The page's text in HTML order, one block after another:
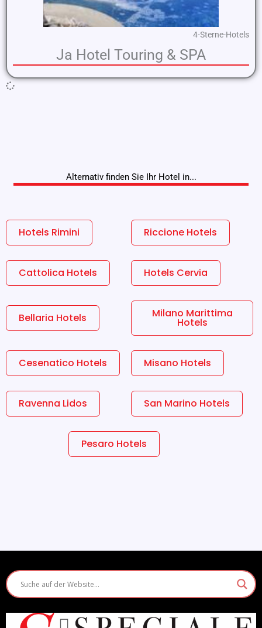
4-Sterne-Hotels
Ja Hotel Touring & SPA
Alternativ finden Sie Ihr Hotel in...
Hotels Rimini Riccione Hotels
Cattolica Hotels Hotels Cervia
Bellaria Hotels Milano Marittima
Hotels
Cesenatico Hotels Misano Hotels
Ravenna Lidos San Marino Hotels
Pesaro Hotels